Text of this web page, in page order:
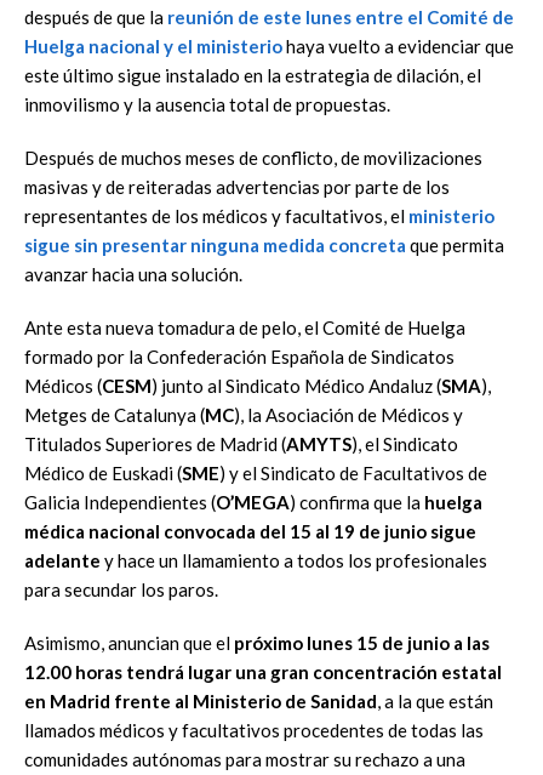
después de que la reunión de este lunes entre el Comité de
Huelga nacional y el ministeriohaya vuelto a evidenciar que
este último sigue instalado en la estrategia de dilación, el
inmovilismo y la ausencia total de propuestas.
Después de muchos meses de conflicto, de movilizaciones
masivas y de reiteradas advertencias por parte de los
representantes de los médicos y facultativos, el ministerio
sigue sin presentar ninguna medida concreta que permita
avanzar hacia una solución.
Ante esta nueva tomadura de pelo, el Comité de Huelga
formado por la Confederación Española de Sindicatos
Médicos (CESM) junto al Sindicato Médico Andaluz (SMA),
Metges de Catalunya (MC), la Asociación de Médicos y
Titulados Superiores de Madrid (AMYTS), el Sindicato
Médico de Euskadi (SME) y el Sindicato de Facultativos de
Galicia Independientes (O’MEGA) confirma que la huelga
médica nacional convocada del 15 al 19 de junio sigue
adelante y hace un llamamiento a todos los profesionales
para secundar los paros.
Asimismo, anuncian que el próximo lunes 15 de junio a las
12.00 horas tendrá lugar una gran concentración estatal
en Madrid frente al Ministerio de Sanidad, a la que están
llamados médicos y facultativos procedentes de todas las
comunidades autónomas para mostrar su rechazo a una